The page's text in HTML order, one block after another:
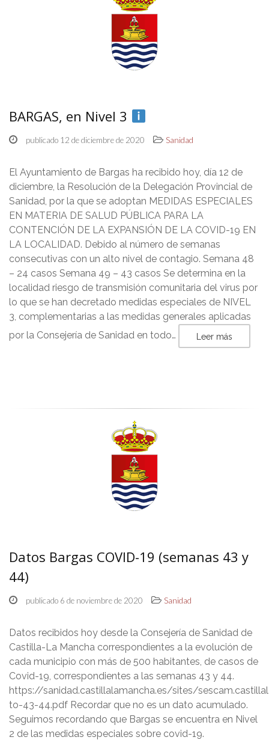
BARGAS, en Nivel 3
publicado 12 de diciembre de 2020 Sanidad
El Ayuntamiento de Bargas ha recibido hoy, día 12 de
diciembre, la Resolución de la Delegación Provincial de
Sanidad, por la que se adoptan MEDIDAS ESPECIALES
EN MATERIA DE SALUD PÚBLICA PARA LA
CONTENCIÓN DE LA EXPANSIÓN DE LA COVID-19 EN
LA LOCALIDAD. Debido al número de semanas
consecutivas con un alto nivel de contagio. Semana 48
– 24 casos Semana 49 – 43 casos Se determina en la
localidad riesgo de transmisión comunitaria del virus por
lo que se han decretado medidas especiales de NIVEL
3, complementarias a las medidas generales aplicadas
por la Consejería de Sanidad en todo…
Leer más
Datos Bargas COVID-19 (semanas 43 y
44)
publicado 6 de noviembre de 2020 Sanidad
Datos recibidos hoy desde la Consejería de Sanidad de
Castilla-La Mancha correspondientes a la evolución de
cada municipio con más de 500 habitantes, de casos de
Covid-19, correspondientes a las semanas 43 y 44.
https://sanidad.castillalamancha.es/sites/
to-43-44.pdf Recordar que no es un dato acumulado.
Seguimos recordando que Bargas se encuentra en Nivel
2 de las medidas especiales sobre covid-19.